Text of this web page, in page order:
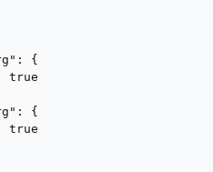
{
true
{
true